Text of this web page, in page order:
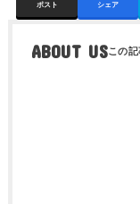
ポスト シェア
ABOUT US